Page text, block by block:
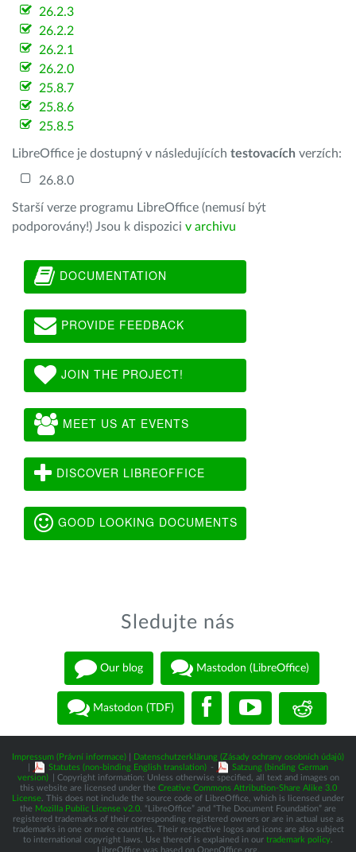
26.2.3
26.2.2
26.2.1
26.2.0
25.8.7
25.8.6
25.8.5
LibreOffice je dostupný v následujících testovacích verzích:
26.8.0
Starší verze programu LibreOffice (nemusí být
podporovány!) Jsou k dispozici v archivu
DOCUMENTATION
PROVIDE FEEDBACK
JOIN THE PROJECT!
MEET US AT EVENTS
DISCOVER LIBREOFFICE
GOOD LOOKING DOCUMENTS
Sledujte nás
Our blog Mastodon (LibreOffice)
Mastodon (TDF)
Impressum (Právní informace)
Datenschutzerklärung (Zásady ochrany osobních údajů)
Statutes (non-binding English translation) -
Satzung (binding German
version)
| Copyright information: Unless otherwise specified, all text and images on
this website are licensed under the Creative Commons Attribution-Share Alike 3.0
License . This does not include the source code of LibreOffice, which is licensed under
the Mozilla Public License v2.0 . “LibreOffice” and “The Document Foundation” are
registered trademarks of their corresponding registered owners or are in actual use as
trademarks in one or more countries. Their respective logos and icons are also subject
to international copyright laws. Use thereof is explained in our trademark policy
LibreOffice was based on OpenOffice.org.